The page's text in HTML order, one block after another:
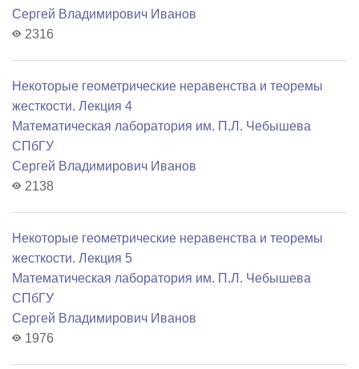
Сергей Владимирович Иванов
2316
Некоторые геометрические неравенства и теоремы
жесткости. Лекция 4
Математичеcкая лаборатория им. П.Л. Чебышева
СПбГУ
Сергей Владимирович Иванов
2138
Некоторые геометрические неравенства и теоремы
жесткости. Лекция 5
Математичеcкая лаборатория им. П.Л. Чебышева
СПбГУ
Сергей Владимирович Иванов
1976